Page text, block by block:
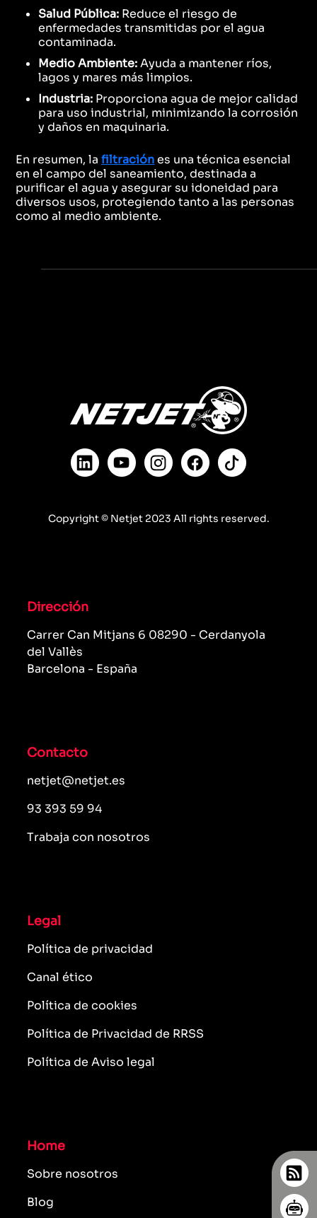
Salud Pública: Reduce el riesgo de
enfermedades transmitidas por el agua
contaminada.
Medio Ambiente:Ayuda a mantener ríos,
lagos y mares más limpios.
Industria: Proporciona agua de mejor calidad
para uso industrial, minimizando la corrosión
y daños en maquinaria.
En resumen, lafiltraciónes una técnica esencial
en el campo del saneamiento, destinada a
purificar el agua y asegurar su idoneidad para
diversos usos, protegiendo tanto a las personas
como al medio ambiente.
Copyright © Netjet 2023 All rights reserved.
Dirección
Carrer Can Mitjans 6 08290 - Cerdanyola
del Vallès
Barcelona - España
Contacto
netjet@netjet.es
93 393 59 94
Trabaja con nosotros
Legal
Política de privacidad
Canal ético
Política de cookies
Política de Privacidad de RRSS
Política de Aviso legal
Home
Sobre nosotros
Blog